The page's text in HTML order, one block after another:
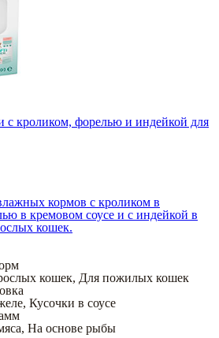
с кроликом, форелью и индейкой для
кормов с кроликом в
в кремовом соусе и с индейкой в
кошек.
кошек, Для пожилых кошек
, Кусочки в соусе
, На основе рыбы